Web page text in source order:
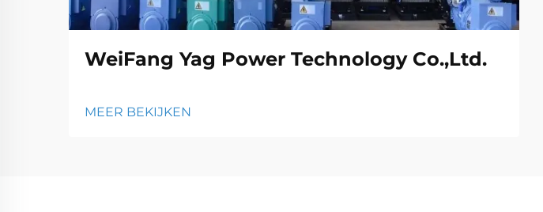
WeiFang Yag Power Technology Co.,Ltd.
MEER BEKIJKEN